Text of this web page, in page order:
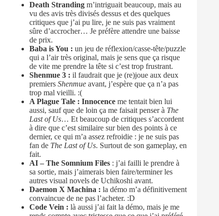
Death Stranding m’intriguait beaucoup, mais au
vu des avis très divisés dessus et des quelques
critiques que j’ai pu lire, je ne suis pas vraiment
sûre d’accrocher… Je préfère attendre une baisse
de prix.
Baba is You : un jeu de réflexion/casse-tête/puzzle
qui a l’air très original, mais je sens que ça risque
de vite me prendre la tête si c’est trop frustrant.
Shenmue 3 : il faudrait que je (re)joue aux deux
premiers Shenmue avant, j’espère que ça n’a pas
trop mal vieilli. :(
A Plague Tale : Innocence me tentait bien lui
aussi, sauf que de loin ça me faisait penser à The
Last of Us… Et beaucoup de critiques s’accordent
à dire que c’est similaire sur bien des points à ce
dernier, ce qui m’a assez refroidie : je ne suis pas
fan de The Last of Us. Surtout de son gameplay, en
fait.
AI – The Somnium Files : j’ai failli le prendre à
sa sortie, mais j’aimerais bien faire/terminer les
autres visual novels de Uchikoshi avant.
Daemon X Machina : la démo m’a définitivement
convaincue de ne pas l’acheter. :D
Code Vein : là aussi j’ai fait la démo, mais je me